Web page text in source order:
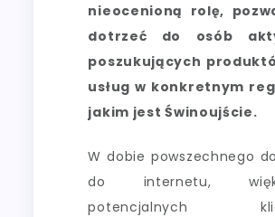
nieocenioną rolę,
dotrzeć do osób
poszukujących
usług w konkretnym
jakim jest Świnoujście.
W dobie powszechnego
do internetu,
potencjalnych